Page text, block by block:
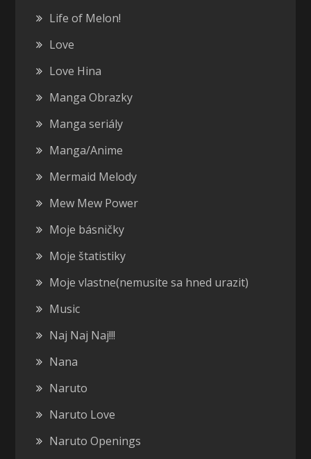
Life of Melon!
Love
Love Hina
Manga Obrazky
Manga seriály
Manga/Anime
Mermaid Melody
Mew Mew Power
Moje básničky
Moje štatistiky
Moje vlastne(nemusite sa hned urazit)
Music
Naj Naj Naj!!!
Nana
Naruto
Naruto Love
Naruto Openings